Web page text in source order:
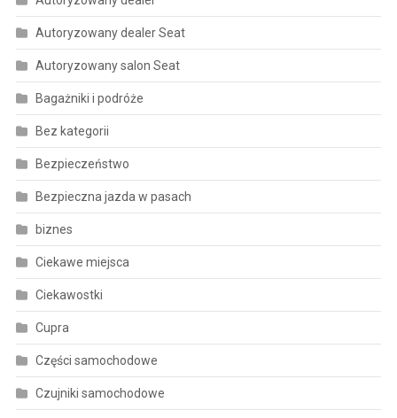
Autoryzowany dealer Seat
Autoryzowany salon Seat
Bagażniki i podróże
Bez kategorii
Bezpieczeństwo
Bezpieczna jazda w pasach
biznes
Ciekawe miejsca
Ciekawostki
Cupra
Części samochodowe
Czujniki samochodowe